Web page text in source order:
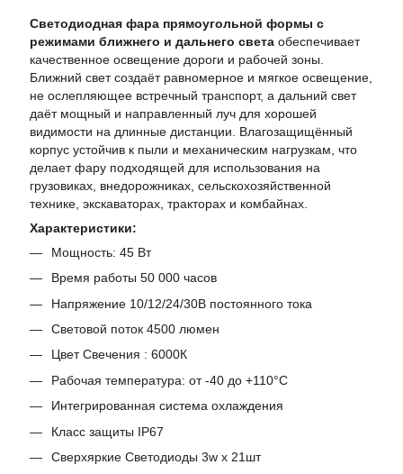
Светодиодная фара прямоугольной формы с
режимами ближнего и дальнего света обеспечивает
качественное освещение дороги и рабочей зоны.
Ближний свет создаёт равномерное и мягкое освещение,
не ослепляющее встречный транспорт, а дальний свет
даёт мощный и направленный луч для хорошей
видимости на длинные дистанции. Влагозащищённый
корпус устойчив к пыли и механическим нагрузкам, что
делает фару подходящей для использования на
грузовиках, внедорожниках, сельскохозяйственной
технике, экскаваторах, тракторах и комбайнах.
Характеристики:
Мощность: 45 Вт
Время работы 50 000 часов
Напряжение 10/12/24/30В постоянного тока
Световой поток 4500 люмен
Цвет Свечения : 6000К
Рабочая температура: от -40 до +110°C
Интегрированная система охлаждения
Класс защиты IP67
Сверхяркие Светодиоды 3w x 21шт